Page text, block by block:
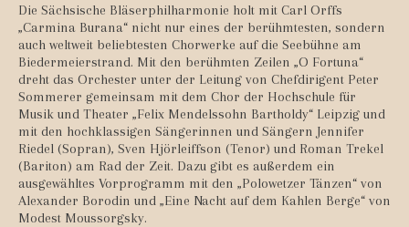
Die Sächsische Bläserphilharmonie holt mit Carl Orffs
„Carmina Burana“ nicht nur eines der berühmtesten, sondern
auch weltweit beliebtesten Chorwerke auf die Seebühne am
Biedermeierstrand. Mit den berühmten Zeilen „O Fortuna“
dreht das Orchester unter der Leitung von Chefdirigent Peter
Sommerer gemeinsam mit dem Chor der Hochschule für
Musik und Theater „Felix Mendelssohn Bartholdy“ Leipzig und
mit den hochklassigen Sängerinnen und Sängern Jennifer
Riedel (Sopran), Sven Hjörleiffson (Tenor) und Roman Trekel
(Bariton) am Rad der Zeit. Dazu gibt es außerdem ein
ausgewähltes Vorprogramm mit den „Polowetzer Tänzen“ von
Alexander Borodin und „Eine Nacht auf dem Kahlen Berge“ von
Modest Moussorgsky.